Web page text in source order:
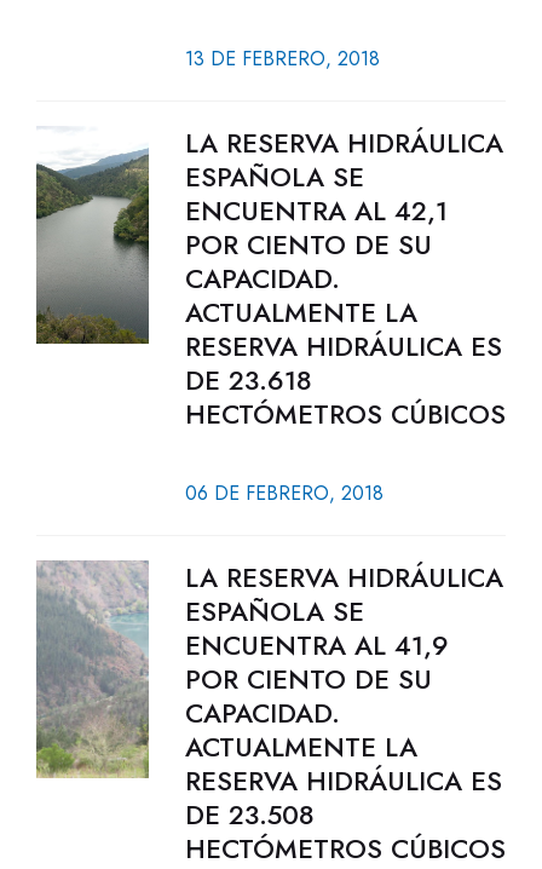
13 DE FEBRERO, 2018
LA RESERVA HIDRÁULICA
ESPAÑOLA SE
ENCUENTRA AL 42,1
POR CIENTO DE SU
CAPACIDAD.
ACTUALMENTE LA
RESERVA HIDRÁULICA ES
DE 23.618
HECTÓMETROS CÚBICOS
06 DE FEBRERO, 2018
LA RESERVA HIDRÁULICA
ESPAÑOLA SE
ENCUENTRA AL 41,9
POR CIENTO DE SU
CAPACIDAD.
ACTUALMENTE LA
RESERVA HIDRÁULICA ES
DE 23.508
HECTÓMETROS CÚBICOS